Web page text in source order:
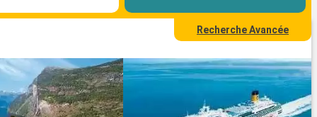
Recherche Avancée